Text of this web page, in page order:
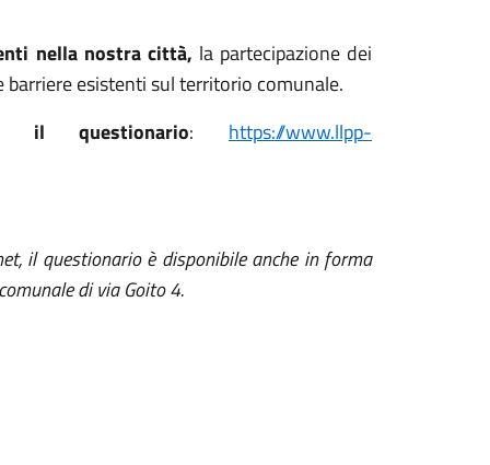
nella nostra città, la partecipazione dei
esistenti sul territorio comunale.
il questionario: https://www.llpp-
il questionario è disponibile anche in forma
di via Goito 4.